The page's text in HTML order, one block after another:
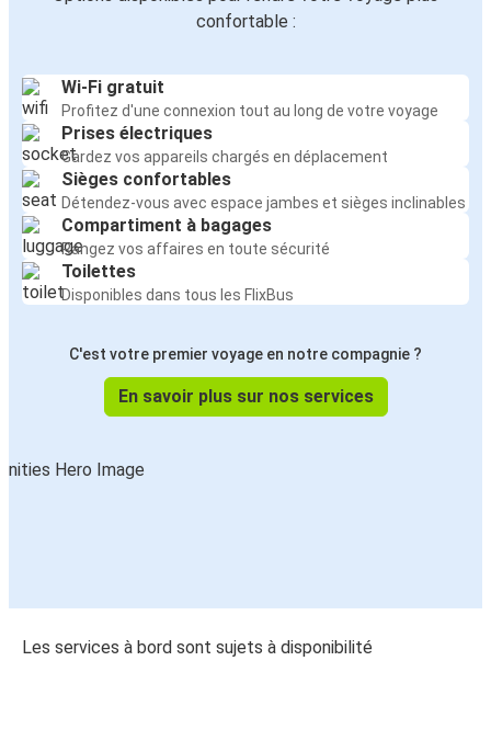
confortable :
Wi-Fi gratuit
Profitez d'une connexion tout au long de votre voyage
Prises électriques
Gardez vos appareils chargés en déplacement
Sièges confortables
Détendez-vous avec espace jambes et sièges inclinables
Compartiment à bagages
Rangez vos affaires en toute sécurité
Toilettes
Disponibles dans tous les FlixBus
C'est votre premier voyage en notre compagnie ?
En savoir plus sur nos services
Les services à bord sont sujets à disponibilité